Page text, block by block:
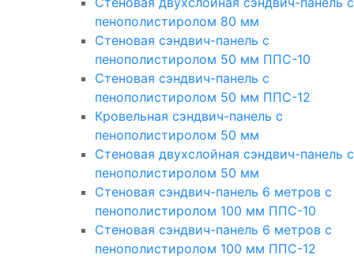
пенополистиролом 80 мм
Стеновая сэндвич-панель с
пенополистиролом 50 мм ППС-10
Стеновая сэндвич-панель с
пенополистиролом 50 мм ППС-12
Кровельная сэндвич-панель с
пенополистиролом 50 мм
Стеновая двухслойная сэндвич-панель с
пенополистиролом 50 мм
Стеновая сэндвич-панель 6 метров с
пенополистиролом 100 мм ППС-10
Стеновая сэндвич-панель 6 метров с
пенополистиролом 100 мм ППС-12